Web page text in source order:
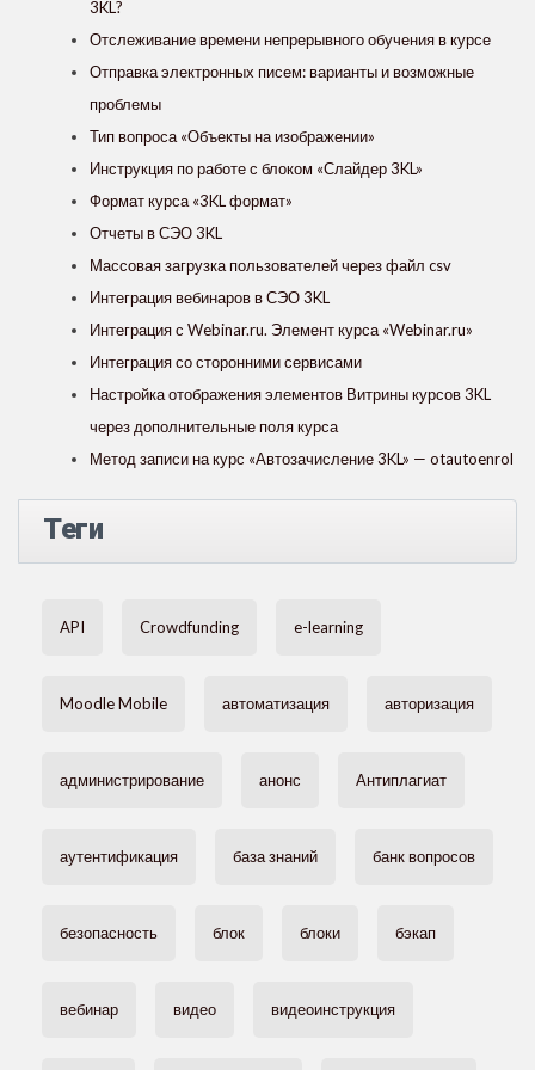
3KL?
Отслеживание времени непрерывного обучения в курсе
Отправка электронных писем: варианты и возможные
проблемы
Тип вопроса «Объекты на изображении»
Инструкция по работе с блоком «Слайдер 3KL»
Формат курса «3KL формат»
Отчеты в СЭО 3KL
Массовая загрузка пользователей через файл csv
Интеграция вебинаров в СЭО 3KL
Интеграция с Webinar.ru. Элемент курса «Webinar.ru»
Интеграция со сторонними сервисами
Настройка отображения элементов Витрины курсов 3KL
через дополнительные поля курса
Метод записи на курс «Автозачисление 3KL» — otautoenrol
Теги
API Crowdfunding e-learning
Moodle Mobile автоматизация авторизация
администрирование анонс Антиплагиат
аутентификация база знаний банк вопросов
безопасность блок блоки бэкап
вебинар видео видеоинструкция